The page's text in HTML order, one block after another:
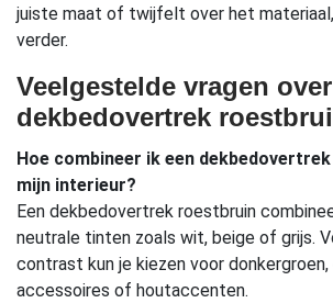
juiste maat of twijfelt over het
verder.
Veelgestelde vragen
dekbedovertrek
Hoe combineer ik een
mijn interieur?
Een dekbedovertrek roestbruin
neutrale tinten zoals wit, beige of grijs.
contrast kun je kiezen voor
accessoires of houtaccenten.